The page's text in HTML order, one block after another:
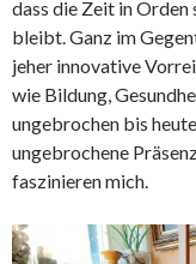
dass die Zeit in Orden
bleibt. Ganz im
jeher innovative
wie Bildung,
ungebrochen bis
ungebrochene
faszinieren mich.